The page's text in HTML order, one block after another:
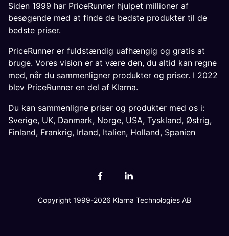
Siden 1999 har PriceRunner hjulpet millioner af
besøgende med at finde de bedste produkter til de
bedste priser.
PriceRunner er fuldstændig uafhængig og gratis at
bruge. Vores vision er at være den, du altid kan regne
med, når du sammenligner produkter og priser. I 2022
blev PriceRunner en del af Klarna.
Du kan sammenligne priser og produkter med os i:
Sverige, UK, Danmark, Norge, USA, Tyskland, Østrig,
Finland, Frankrig, Irland, Italien, Holland, Spanien
Copyright 1999-2026 Klarna Technologies AB